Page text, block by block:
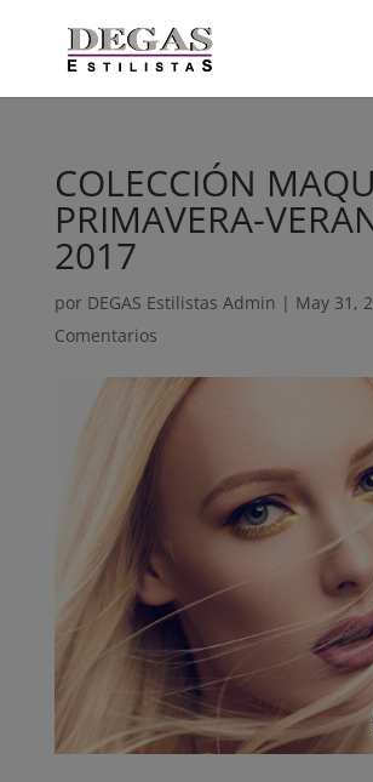
COLECCIÓN
PRIMAVERA-
2017
por DEGAS Estilistas Admin | May 31,
Comentarios